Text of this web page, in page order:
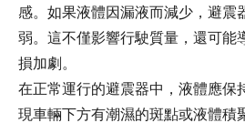
感。如果液體因漏液而減少，避震
弱。這不僅影響行駛質量，還可能
損加劇。
在正常運行的避震器中，液體應保
現車輛下方有潮濕的斑點或液體積